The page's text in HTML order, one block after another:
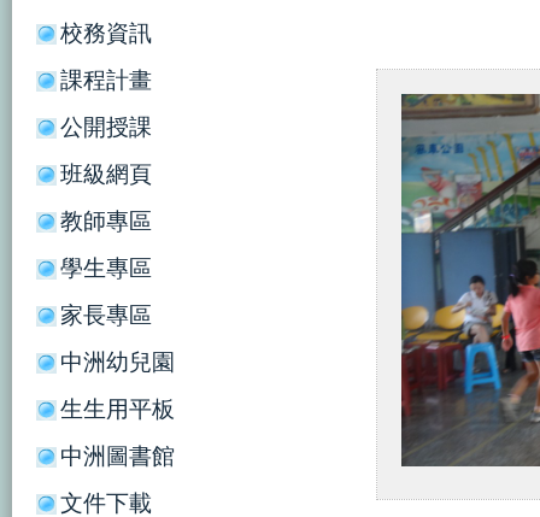
校務資訊
課程計畫
公開授課
班級網頁
教師專區
學生專區
家長專區
中洲幼兒園
生生用平板
中洲圖書館
文件下載